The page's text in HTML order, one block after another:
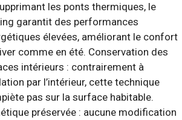
les ponts thermiques, le
garantit des performances
élevées, améliorant le confort
comme en été. Conservation des
intérieurs : contrairement à
par l’intérieur, cette technique
pas sur la surface habitable.
préservée : aucune modification